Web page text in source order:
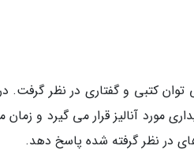
کتبی و گفتاری در نظر گرفت.
مورد آنالیز قرار می گیرد و